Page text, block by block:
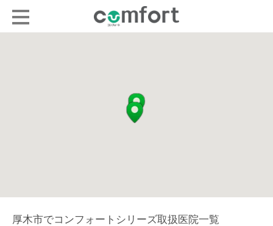
厚木市でコンフォートシリーズ取扱医院一覧